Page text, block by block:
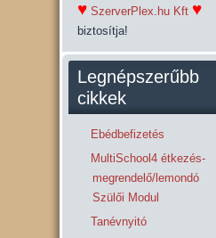
♥ SzerverPlex.hu Kft ♥
biztosítja!
Legnépszerűbb
cikkek
Ebédbefizetés
MultiSchool4 étkezés-
megrendelő/lemondó
Szülői Modul
Tanévnyitó